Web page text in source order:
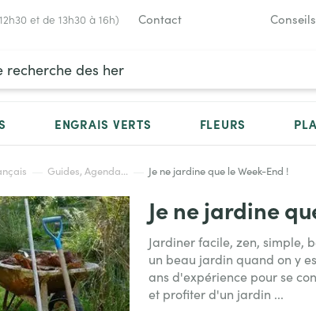
et de 13h30 à 16h) Contact Conseils
ENGRAIS VERTS FLEURS
Guides, Agenda... Je ne jardine que le Week-End !
Je ne jardine
Jardiner facile, zen, simple,
un beau jardin quand on y
ans d'expérience pour se
et profiter d'un jardin ...